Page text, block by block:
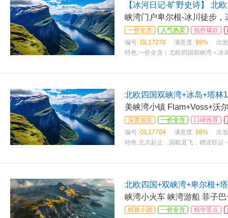
【冰河日记-旷野史诗】 北
峡湾门户卑尔根-冰川徒步
一价全含 人气热卖 低价爆款
编号: GL17270 满意度: 99%
出
特色:一价全含｜北欧四国双峡湾＋冰
北欧四国双峡湾+冰岛+塔林
美峡湾小镇 Flam+Voss+沃
深度游览 一价全含 口碑推荐
编号: GL17704 满意度: 98%
出
特色:北京起止，国航直飞，赠送联运
北欧四国+双峡湾+卑尔根+
峡湾小火车 峡湾游船 菲子
精致小团 一价全含 精华景点